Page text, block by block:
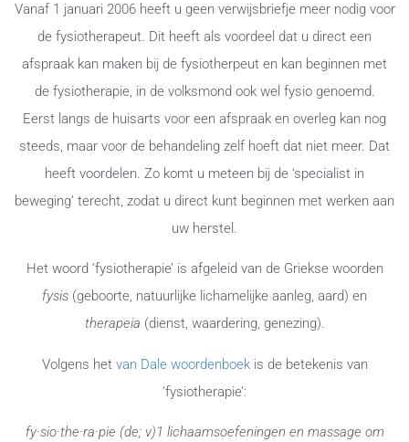
Vanaf 1 januari 2006 heeft u geen verwijsbriefje meer nodig voor
de fysiotherapeut. Dit heeft als voordeel dat u direct een
afspraak kan maken bij de fysiotherpeut en kan beginnen met
de fysiotherapie, in de volksmond ook wel fysio genoemd.
Eerst langs de huisarts voor een afspraak en overleg kan nog
steeds, maar voor de behandeling zelf hoeft dat niet meer. Dat
heeft voordelen. Zo komt u meteen bij de ‘specialist in
beweging’ terecht, zodat u direct kunt beginnen met werken aan
uw herstel.
Het woord ‘fysiotherapie’ is afgeleid van de Griekse woorden
fysis (geboorte, natuurlijke lichamelijke aanleg, aard) en
therapeia (dienst, waardering, genezing).
Volgens het van Dale woordenboekis de betekenis van
‘fysiotherapie’:
fy·sio·the·ra·pie (de; v)1 lichaamsoefeningen en massage om